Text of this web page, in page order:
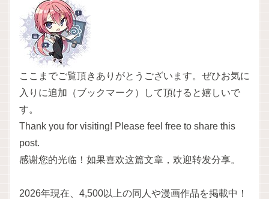
ここまでご覧頂きありがとうございます。ぜひお気に
入りに追加（ブックマーク）して頂けると嬉しいで
す。
Thank you for visiting! Please feel free to share this
post.
感谢您的光临！如果喜欢这篇文章，欢迎转发分享。
2026年現在、4,500以上の同人や漫画作品を掲載中！